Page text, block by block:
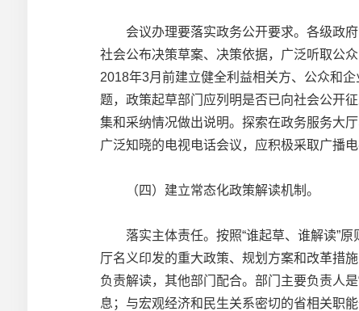
会议办理要落实政务公开要求。各级政府
社会公布决策草案、决策依据，广泛听取公
2018年3月前建立健全利益相关方、公众和
题，政策起草部门应列明是否已向社会公开
集和采纳情况做出说明。探索在政务服务大
广泛知晓的电视电话会议，应积极采取广播
（四）建立常态化政策解读机制。
落实主体责任。按照“谁起草、谁解读”原
厅名义印发的重大政策、规划方案和改革措
负责解读，其他部门配合。部门主要负责人
息；与宏观经济和民生关系密切的省相关职